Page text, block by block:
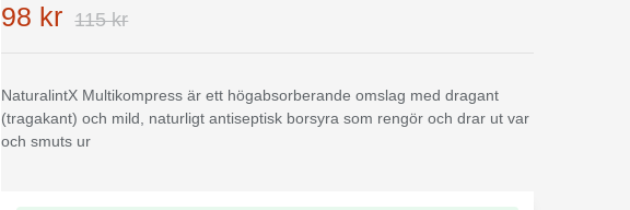
98 kr 115 kr
NaturalintX Multikompress är ett högabsorberande omslag med dragant
(tragakant) och mild, naturligt antiseptisk borsyra som rengör och drar ut var
och smuts ur